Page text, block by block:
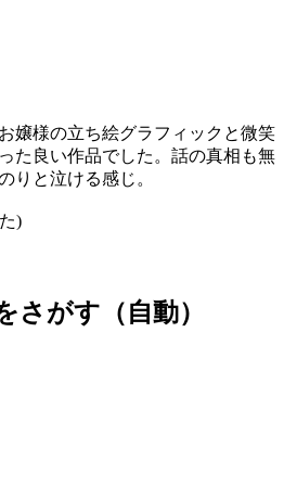
嬢様の立ち絵グラフィックと微笑
た良い作品でした。話の真相も無
りと泣ける感じ。
)
さがす（自動）